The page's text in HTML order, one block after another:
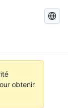
Docs
obtenir